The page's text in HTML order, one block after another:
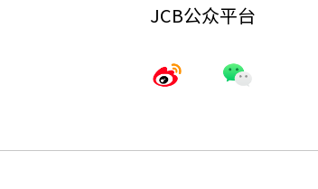
JCB公众平台